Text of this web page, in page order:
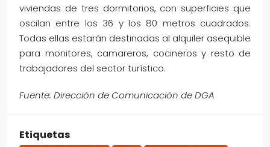
viviendas de tres dormitorios, con superficies que
oscilan entre los 36 y los 80 metros cuadrados.
Todas ellas estarán destinadas al alquiler asequible
para monitores, camareros, cocineros y resto de
trabajadores del sector turístico.
Fuente: Dirección de Comunicación de DGA
Etiquetas